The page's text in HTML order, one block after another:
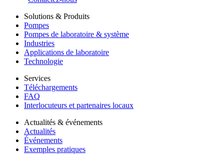
Solutions & Produits
Pompes
Pompes de laboratoire & système
Industries
Applications de laboratoire
Technologie
Services
Téléchargements
FAQ
Interlocuteurs et partenaires locaux
Actualités & événements
Actualités
Événements
Exemples pratiques